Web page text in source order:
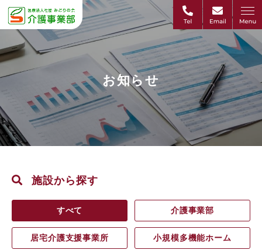
お知らせ
施設から探す
すべて 介護事業部
居宅介護支援事業所 小規模多機能ホーム